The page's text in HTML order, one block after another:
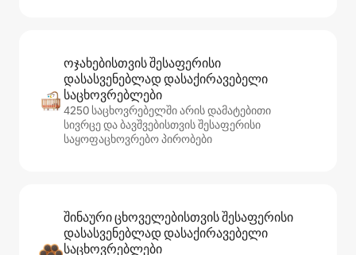
ოჯახებისთვის შესაფერისი
დასასვენებლად დასაქირავებელი
საცხოვრებლები
4250 საცხოვრებელში არის დამატებითი
სივრცე და ბავშვებისთვის შესაფერისი
საყოფაცხოვრებო პირობები
შინაური ცხოველებისთვის შესაფერისი
დასასვენებლად დასაქირავებელი
საცხოვრებლები